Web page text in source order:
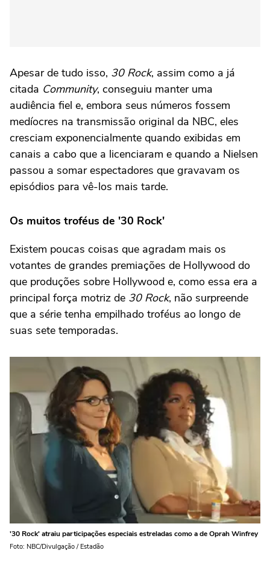
Apesar de tudo isso, 30 Rock, assim como a já
citada Community, conseguiu manter uma
audiência fiel e, embora seus números fossem
medíocres na transmissão original da NBC, eles
cresciam exponencialmente quando exibidas em
canais a cabo que a licenciaram e quando a Nielsen
passou a somar espectadores que gravavam os
episódios para vê-los mais tarde.
Os muitos troféus de '30 Rock'
Existem poucas coisas que agradam mais os
votantes de grandes premiações de Hollywood do
que produções sobre Hollywood e, como essa era a
principal força motriz de 30 Rock, não surpreende
que a série tenha empilhado troféus ao longo de
suas sete temporadas.
'30 Rock' atraiu participações especiais estreladas como a de Oprah Winfrey
Foto: NBC/Divulgação / Estadão